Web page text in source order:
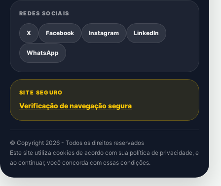
REDES SOCIAIS
X Facebook Instagram LinkedIn
WhatsApp
SITE SEGURO
Verificação de navegação segura
© Copyright 2026 - Todos os direitos reservados
Este site utiliza cookies de acordo com sua política de privacidade, e
ao continuar, você concorda com essas condições.